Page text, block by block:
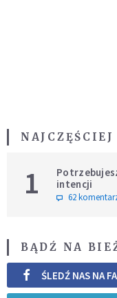
1
intencji
62
BĄDŹ NA
ŚLEDŹ NAS NA